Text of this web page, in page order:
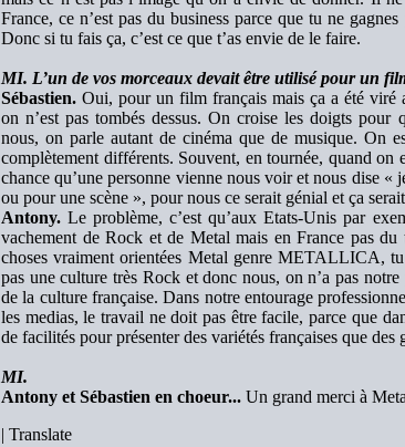
France, ce n’est pas du business parce que tu ne
Donc si tu fais ça, c’est ce que t’as envie de le faire.
MI. L’un de vos morceaux devait être utilisé pour un
Sébastien. Oui, pour un film français mais ça a été viré
on n’est pas tombés dessus. On croise les doigts
nous, on parle autant de cinéma que de musique. On
complètement différents. Souvent, en tournée, quand
chance qu’une personne vienne nous voir et nous dise
ou pour une scène », pour nous ce serait génial et ça
Antony. Le problème, c’est qu’aux Etats-Unis par
vachement de Rock et de Metal mais en France pas
choses vraiment orientées Metal genre METALLICA,
pas une culture très Rock et donc nous, on n’a pas
de la culture française. Dans notre entourage
les medias, le travail ne doit pas être facile, parce que
de facilités pour présenter des variétés françaises que des
MI.
Antony et Sébastien en choeur... Un grand merci à
| Translate